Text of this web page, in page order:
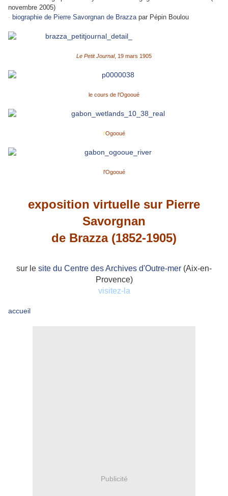
novembre 2005)
- biographie de Pierre Savorgnan de Brazzapar Pépin Boulou
Le Petit Journal, 19 mars 1905
le cours de l'Ogooué
l'Ogooué
l'Ogooué
exposition virtuelle sur Pierre
Savorgnan
de Brazza (1852-1905)
sur le site du Centre des Archives d'Outre-mer (Aix-en-
Provence)
visitez-la
accueil
Publicité